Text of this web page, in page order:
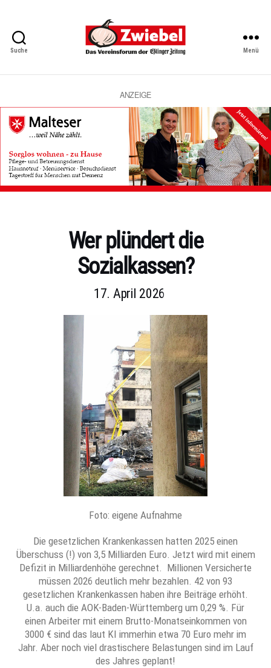
Suche
Vereinsforum
Eßlinger
Zeitung
Menü
ANZEIGE
Wer plündert die
Sozialkassen?
17. April 2026
Foto: eigene Aufnahme
Die gesetzlichen Krankenkassen hatten 2025 einen
Überschuss (!) von 3,5 Milliarden Euro. Jetzt wird mit einem
Defizit in Milliardenhöhe gerechnet. Millionen Versicherte
müssen 2026 deutlich mehr bezahlen. 42 von 93
gesetzlichen Krankenkassen haben ihre Beiträge erhöht.
U.a. auch die AOK-Baden-Württemberg um 0,29 %. Für
einen Arbeiter mit einem Brutto-Monatseinkommen von
3000 € sind das laut KI immerhin etwa 70 Euro mehr im
Jahr. Aber noch viel drastischere Belastungen sind im Lauf
des Jahres geplant!